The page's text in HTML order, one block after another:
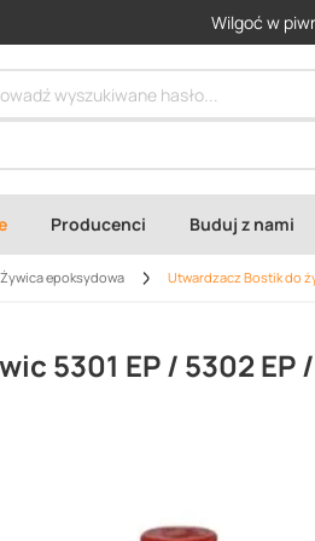
Wilgoć w
Producenci Buduj z nami
Żywica epoksydowa Utwardzacz Bostik do
5301 EP / 5302 EP